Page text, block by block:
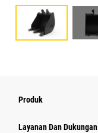
Produk
Layanan Dan Dukungan